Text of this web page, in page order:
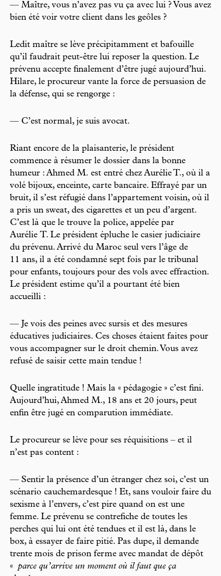
— Maître, vous n’avez pas vu ça avec lui ? Vous avez
bien été voir votre client dans les geôles ?
Ledit maître se lève précipitamment et bafouille
qu’il faudrait peut-être lui reposer la question. Le
prévenu accepte finalement d’être jugé aujourd’hui.
Hilare, le procureur vante la force de persuasion de
la défense, qui se rengorge :
— C’est normal, je suis avocat.
Riant encore de la plaisanterie, le président
commence à résumer le dossier dans la bonne
humeur : Ahmed M. est entré chez Aurélie T., où il a
volé bijoux, enceinte, carte bancaire. Effrayé par un
bruit, il s’est réfugié dans l’appartement voisin, où il
a pris un sweat, des cigarettes et un peu d’argent.
C’est là que le trouve la police, appelée par
Aurélie T. Le président épluche le casier judiciaire
du prévenu. Arrivé du Maroc seul vers l’âge de
11 ans, il a été condamné sept fois par le tribunal
pour enfants, toujours pour des vols avec effraction.
Le président estime qu’il a pourtant été bien
accueilli :
— Je vois des peines avec sursis et des mesures
éducatives judiciaires. Ces choses étaient faites pour
vous accompagner sur le droit chemin. Vous avez
refusé de saisir cette main tendue !
Quelle ingratitude ! Mais la « pédagogie » c’est fini.
Aujourd’hui, Ahmed M., 18 ans et 20 jours, peut
enfin être jugé en comparution immédiate.
Le procureur se lève pour ses réquisitions – et il
n’est pas content :
— Sentir la présence d’un étranger chez soi, c’est un
scénario cauchemardesque ! Et, sans vouloir faire du
sexisme à l’envers, c’est pire quand on est une
femme. Le prévenu se contrefiche de toutes les
perches qui lui ont été tendues et il est là, dans le
box, à essayer de faire pitié. Pas dupe, il demande
trente mois de prison ferme avec mandat de dépôt
« parce qu’arrive un moment où il faut que ça